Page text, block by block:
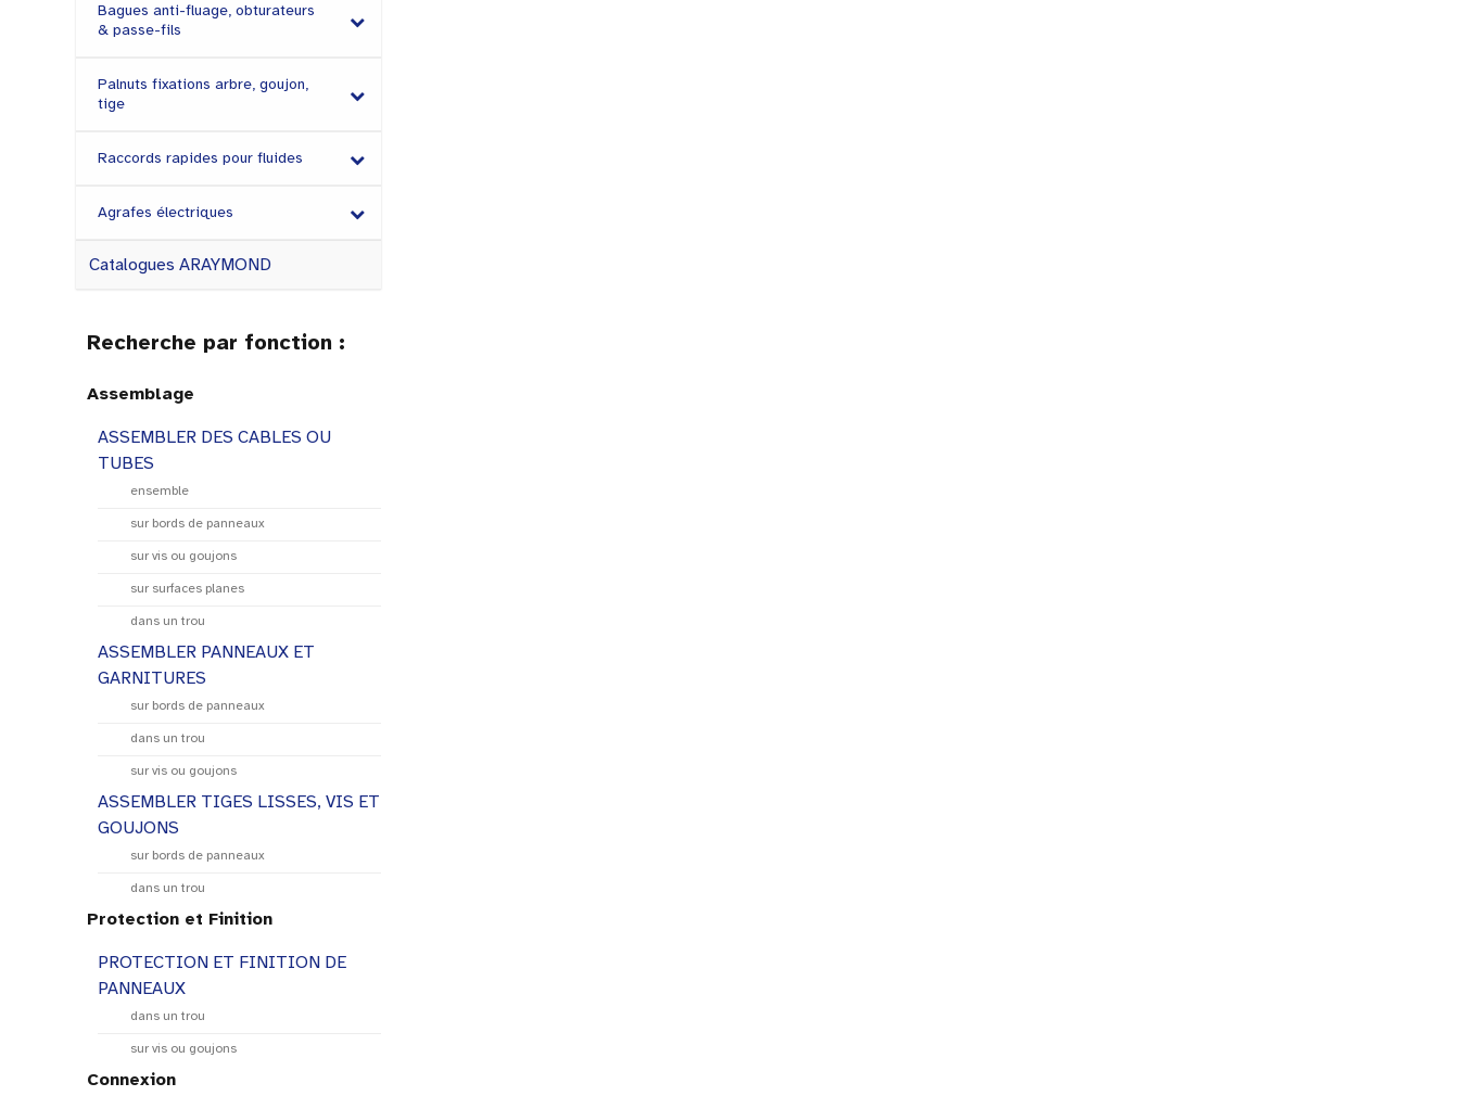
Bagues anti-fluage, obturateurs
& passe-fils
Palnuts fixations arbre, goujon,
tige
Raccords rapides pour fluides
Agrafes électriques
Catalogues ARAYMOND
Recherche par fonction :
Assemblage
ASSEMBLER DES CABLES OU
TUBES
ensemble
sur bords de panneaux
sur vis ou goujons
sur surfaces planes
dans un trou
ASSEMBLER PANNEAUX ET
GARNITURES
sur bords de panneaux
dans un trou
sur vis ou goujons
ASSEMBLER TIGES LISSES, VIS ET
GOUJONS
sur bords de panneaux
dans un trou
Protection et Finition
PROTECTION ET FINITION DE
PANNEAUX
dans un trou
sur vis ou goujons
Connexion